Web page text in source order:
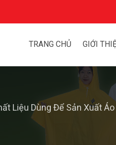
TRANG CHỦ GIỚI
Liệu Dùng Để Sản Xuất